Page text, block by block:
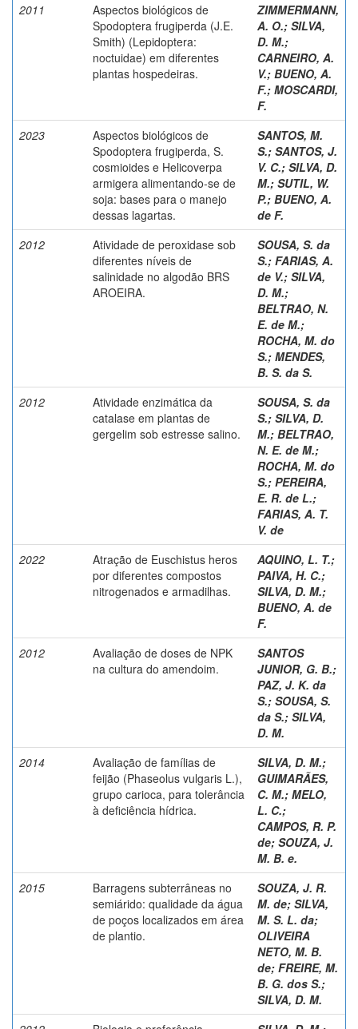
2011
Aspectos biológicos de
Spodoptera frugiperda (J.E.
Smith) (Lepidoptera:
noctuidae) em diferentes
plantas hospedeiras.
ZIMMERMANN,
A. O.; SILVA,
D. M.;
CARNEIRO, A.
V.; BUENO, A.
F.; MOSCARDI,
F.
2023
Aspectos biológicos de
Spodoptera frugiperda, S.
cosmioides e Helicoverpa
armigera alimentando-se de
soja: bases para o manejo
dessas lagartas.
SANTOS, M.
S.; SANTOS, J.
V. C.; SILVA, D.
M.; SUTIL, W.
P.; BUENO, A.
de F.
2012
Atividade de peroxidase sob
diferentes níveis de
salinidade no algodão BRS
AROEIRA.
SOUSA, S. da
S.; FARIAS, A.
de V.; SILVA,
D. M.;
BELTRAO, N.
E. de M.;
ROCHA, M. do
S.; MENDES,
B. S. da S.
2012
Atividade enzimática da
catalase em plantas de
gergelim sob estresse salino.
SOUSA, S. da
S.; SILVA, D.
M.; BELTRAO,
N. E. de M.;
ROCHA, M. do
S.; PEREIRA,
E. R. de L.;
FARIAS, A. T.
V. de
2022
Atração de Euschistus heros
por diferentes compostos
nitrogenados e armadilhas.
AQUINO, L. T.;
PAIVA, H. C.;
SILVA, D. M.;
BUENO, A. de
F.
2012
Avaliação de doses de NPK
na cultura do amendoim.
SANTOS
JUNIOR, G. B.;
PAZ, J. K. da
S.; SOUSA, S.
da S.; SILVA,
D. M.
2014
Avaliação de famílias de
feijão (Phaseolus vulgaris L.),
grupo carioca, para tolerância
à deficiência hídrica.
SILVA, D. M.;
GUIMARÃES,
C. M.; MELO,
L. C.;
CAMPOS, R. P.
de; SOUZA, J.
M. B. e.
2015
Barragens subterrâneas no
semiárido: qualidade da água
de poços localizados em área
de plantio.
SOUZA, J. R.
M. de; SILVA,
M. S. L. da;
OLIVEIRA
NETO, M. B.
de; FREIRE, M.
B. G. dos S.;
SILVA, D. M.